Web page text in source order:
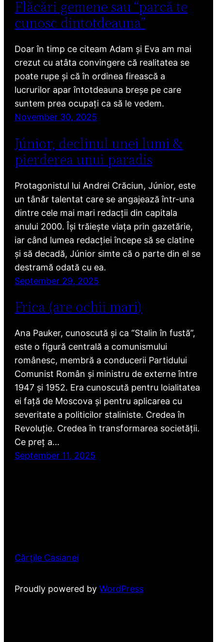
Flăcări gemene sau “parcă te
cunosc dintotdeauna”
Doar în timp ce citeam Adam și Eva am mai
crezut cu atâta convingere că realitatea se
poate rupe și că în ordinea firească a
lucrurilor apar întotdeauna breșe pe care
suntem prea ocupați ca să le vedem.
November 30, 2025
Júnior, declinul unei lumi &
pierderea unui paradis
Protagonistul lui Andrei Crăciun, Júnior, este
un tânăr talentat care se angajează într-una
dintre cele mai mari redacții din capitala
anului 2000. Își trăiește viața prin gazetărie,
iar când lumea redacției începe să se clatine
și să decadă, Júnior simte că o parte din el se
destramă odată cu ea.
September 29, 2025
Frica (are ochii mari)
Ana Pauker, cunoscută și ca “Stalin în fustă”,
este o figură centrală a comunismului
românesc, membră a conducerii Partidului
Comunist Român și ministru de externe între
1947 și 1952. Era cunoscută pentru loialitatea
ei față de Moscova și pentru aplicarea cu
severitate a politicilor staliniste. Credea în
Revoluție. Credea în transformarea societății.
Ce preț a…
September 11, 2025
Cărțile Casianei
Proudly powered byWordPress